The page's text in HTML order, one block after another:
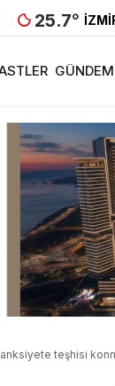
25.7°
GÜNDEM
teşhisi